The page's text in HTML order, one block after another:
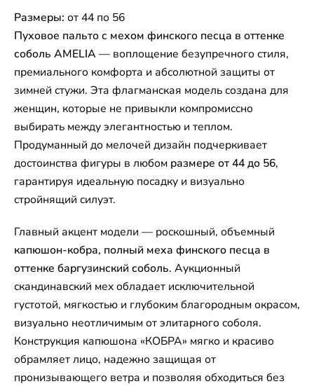
Размеры: от 44 по 56
Пуховое пальто с мехом финского песца в оттенке
соболь AMELIA— воплощение безупречного стиля,
премиального комфорта и абсолютной защиты от
зимней стужи. Эта флагманская модель создана для
женщин, которые не привыкли компромиссно
выбирать между элегантностью и теплом.
Продуманный до мелочей дизайн подчеркивает
достоинства фигуры в любом размере от 44 до 56,
гарантируя идеальную посадку и визуально
стройнящий силуэт.
Главный акцент модели — роскошный, объемный
капюшон-кобра, полный меха финского песца в
оттенке баргузинский соболь. Аукционный
скандинавский мех обладает исключительной
густотой, мягкостью и глубоким благородным окрасом,
визуально неотличимым от элитарного соболя.
Конструкция капюшона «КОБРА» мягко и красиво
обрамляет лицо, надежно защищая от
пронизывающего ветра и позволяя обходиться без